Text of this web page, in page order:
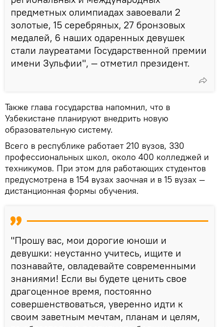
предметных олимпиадах завоевали 2
золотые, 15 серебряных, 27 бронзовых
медалей, 6 наших одаренных девушек
стали лауреатами Государственной премии
имени Зульфии", — отметил президент.
Также глава государства напомнил, что в
Узбекистане планируют внедрить новую
образовательную систему.
Всего в республике работает 210 вузов, 330
профессиональных школ, около 400 колледжей и
техникумов. При этом для работающих студентов
предусмотрена в 154 вузах заочная и в 15 вузах —
дистанционная формы обучения.
"Прошу вас, мои дорогие юноши и
девушки: неустанно учитесь, ищите и
познавайте, овладевайте современными
знаниями! Если вы будете ценить свое
драгоценное время, постоянно
совершенствоваться, уверенно идти к
своим заветным мечтам, планам и целям,